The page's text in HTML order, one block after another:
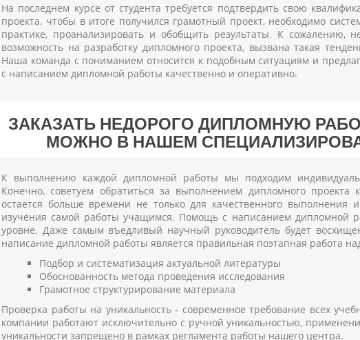
На последнем курсе от студента требуется подтвердить свою
проекта. чтобы в итоге получился грамотный проект, необходимо
практике, проанализировать и обобщить результаты. К сожалению,
возможность на разработку дипломного проекта, вызвана такая
Наша команда с пониманием относится к подобным ситуациям и
с написанием дипломной работы качественно и оперативно.
ЗАКАЗАТЬ НЕДОРОГО ДИПЛОМНУЮ
МОЖНО В НАШЕМ
К выполнению каждой дипломной работы мы подходим
Конечно, советуем обратиться за выполнением дипломного
остается больше времени не только для качественного выполнения
изучения самой работы учащимся. Помощь с написанием дипломной
уровне. Даже самым въедливый научный руководитель будет
написание дипломной работы является правильная поэтапная работа
Подбор и систематизация актуальной литературы
Обоснованность метода проведения исследования
Грамотное структурирование материала
Проверка работы на уникальность - современное требование всех
компании работают исключительно с ручной уникальностью,
уникальности запрещено в рамках регламента работы нашего центра.